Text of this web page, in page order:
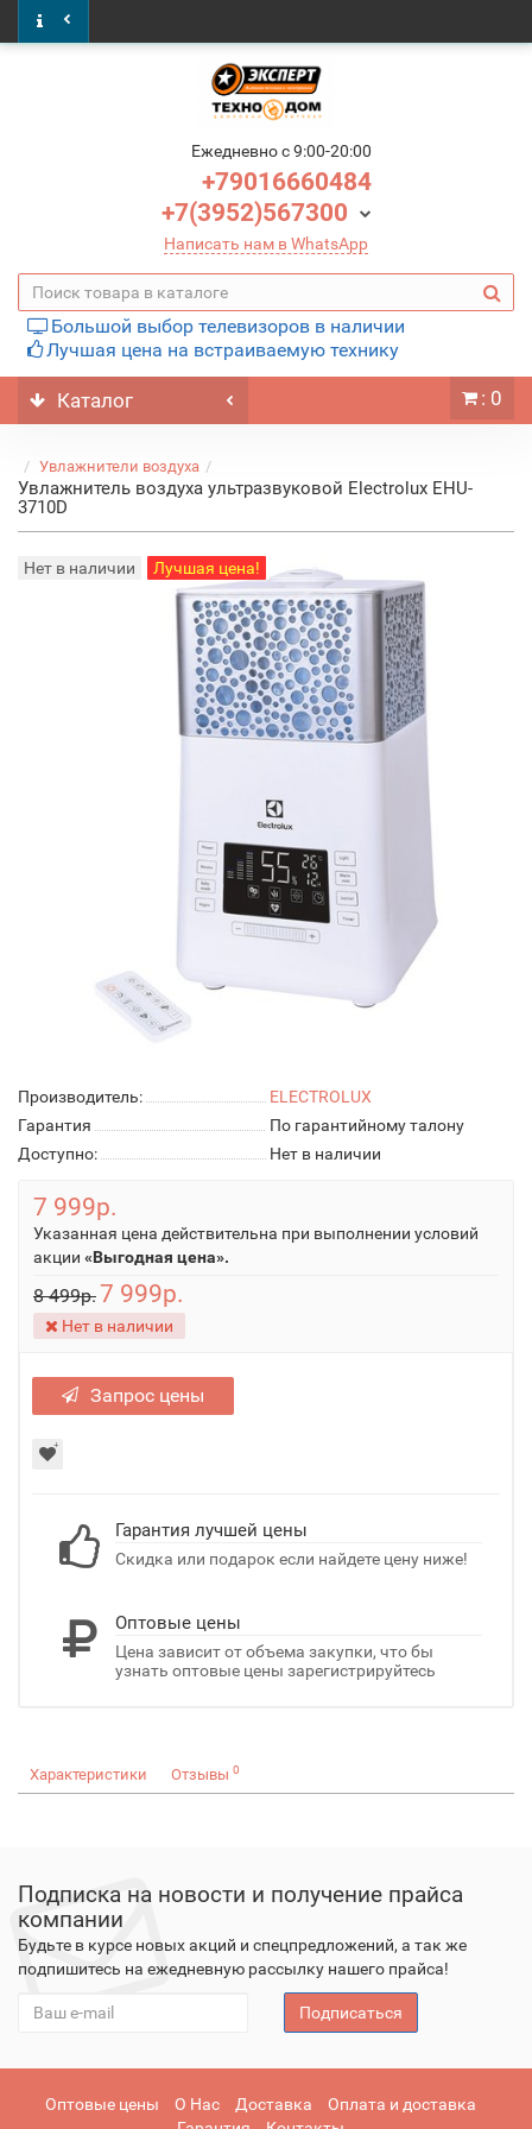
Ежедневно c 9:00-20:00
+79016660484
+7(3952)567300
Написать нам в WhatsApp
Большой выбор телевизоров в наличии
Лучшая цена на встраиваемую технику
Каталог : 0
Увлажнители воздуха
Увлажнитель воздуха ультразвуковой Electrolux EHU-
3710D
Нет в наличии Лучшая цена!
Производитель:
ELECTROLUX
Гарантия
По гарантийному талону
Доступно:
Нет в наличии
7 999р.
Указанная цена действительна при выполнении условий
акции «Выгодная цена».
8 499р.7 999р.
Нет в наличии
Запрос цены
Гарантия лучшей цены
Скидка или подарок если найдете цену ниже!
Оптовые цены
Цена зависит от объема закупки, что бы
узнать оптовые цены зарегистрируйтесь
Характеристики Отзывы 0
Подписка на новости и получение прайса
компании
Будьте в курсе новых акций и спецпредложений, а так же
подпишитесь на ежедневную рассылку нашего прайса!
Подписаться
Оптовые цены О Нас Доставка
Оплата и доставка